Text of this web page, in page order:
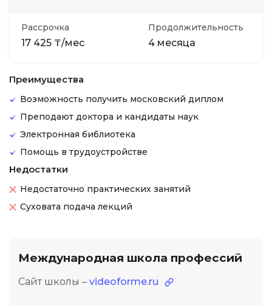
Рассрочка
17 425 ₸/мес
Продолжительность
4 месяца
Преимущества
Возможность получить московский диплом
Преподают доктора и кандидаты наук
Электронная библиотека
Помощь в трудоустройстве
Недостатки
Недостаточно практических занятий
Суховата подача лекций
Международная школа профессий
Сайт школы – videoforme.ru